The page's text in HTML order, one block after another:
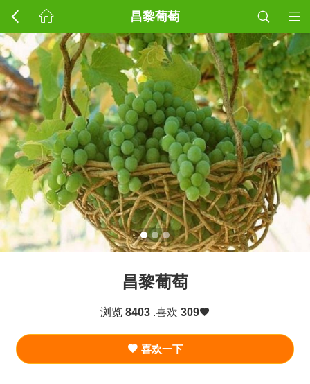
昌黎葡萄
昌黎葡萄
浏览 8403.喜欢 309
喜欢一下